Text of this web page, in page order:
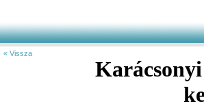
« Vissza